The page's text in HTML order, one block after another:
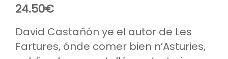
24.50€
David Castañón ye el autor de Les
Fartures, ónde comer bien n’Asturies,